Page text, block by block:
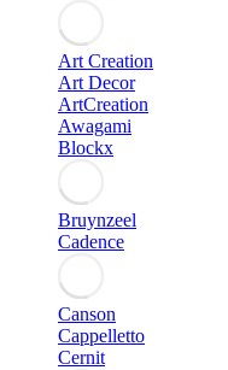
Art Creation
Art Decor
ArtCreation
Awagami
Blockx
Bruynzeel
Cadence
Canson
Cappelletto
Cernit